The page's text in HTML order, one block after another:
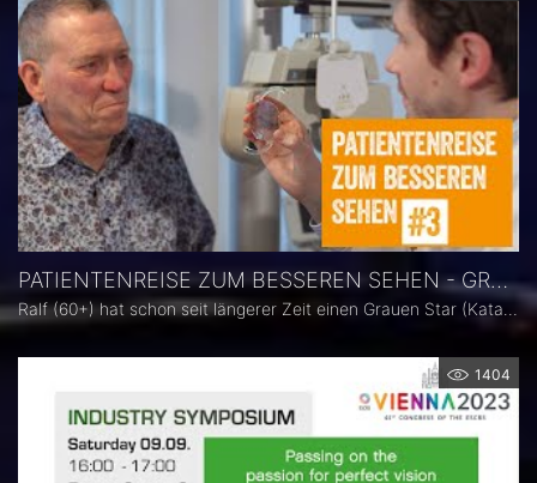
PATIENTENREISE ZUM BESSEREN SEHEN - GRAUER STAR (KATARAKT)
1404